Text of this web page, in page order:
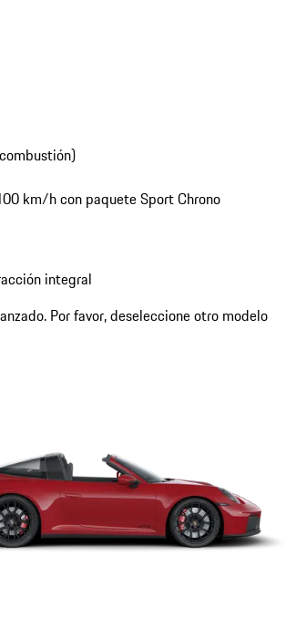
km/h con paquete Sport Chrono
integral
Por favor, deseleccione otro modelo